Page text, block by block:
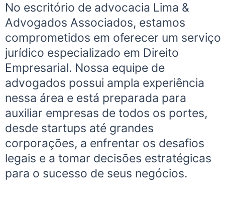
No escritório de advocacia Lima &
Advogados Associados, estamos
comprometidos em oferecer um serviço
jurídico especializado em Direito
Empresarial. Nossa equipe de
advogados possui ampla experiência
nessa área e está preparada para
auxiliar empresas de todos os portes,
desde startups até grandes
corporações, a enfrentar os desafios
legais e a tomar decisões estratégicas
para o sucesso de seus negócios.